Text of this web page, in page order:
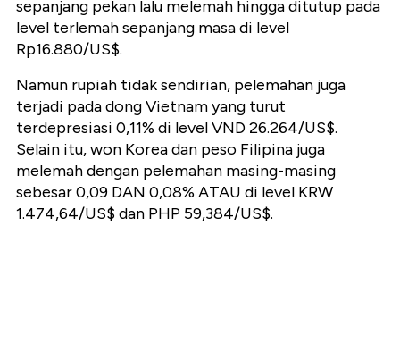
sepanjang pekan lalu melemah hingga ditutup pada
level terlemah sepanjang masa di level
Rp16.880/US$.
Namun rupiah tidak sendirian, pelemahan juga
terjadi pada dong Vietnam yang turut
terdepresiasi 0,11% di level VND 26.264/US$.
Selain itu, won Korea dan peso Filipina juga
melemah dengan pelemahan masing-masing
sebesar 0,09 DAN 0,08% ATAU di level KRW
1.474,64/US$ dan PHP 59,384/US$.